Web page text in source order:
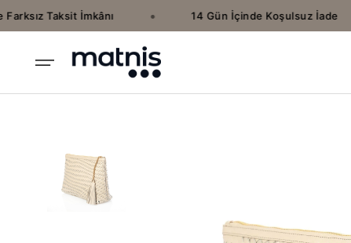
Taksit İmkânı 14 Gün İçinde Koşulsuz İade